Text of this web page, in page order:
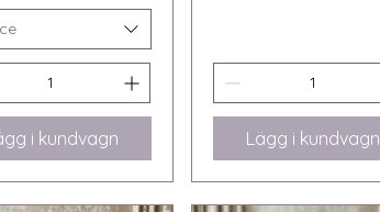
i kundvagn Lägg i kundvagn